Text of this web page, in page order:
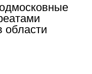
области